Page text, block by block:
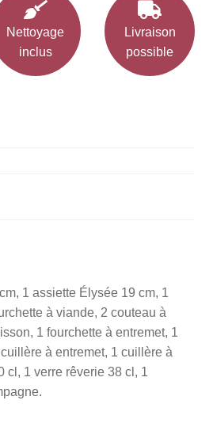
Nettoyage
inclus
Livraison
possible
1 assiette Élysée 19 cm, 1
à viande, 2 couteau à
1 fourchette à entremet, 1
à entremet, 1 cuillère à
cl, 1 verre rêverie 38 cl, 1